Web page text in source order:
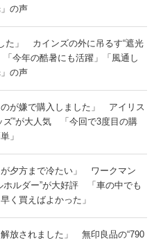
の声
た」 カインズの外に吊るす“遮光
今年の酷暑にも活躍」「風通し
の声
のが嫌で購入しました」 アイリス
ズ”が大人気 「今回で3度目の購
」
が夕方まで冷たい」 ワークマン
ホルダー”が大好評 「車の中でも
く買えばよかった」
解放されました」 無印良品の“790